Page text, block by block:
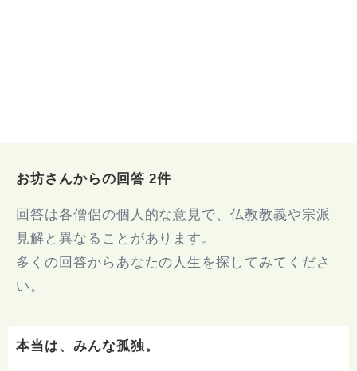
お坊さんからの回答 2件
回答は各僧侶の個人的な意見で、仏教教義や宗派
見解と異なることがあります。
多くの回答からあなたの人生を探してみてくださ
い。
本当は、みんな孤独。